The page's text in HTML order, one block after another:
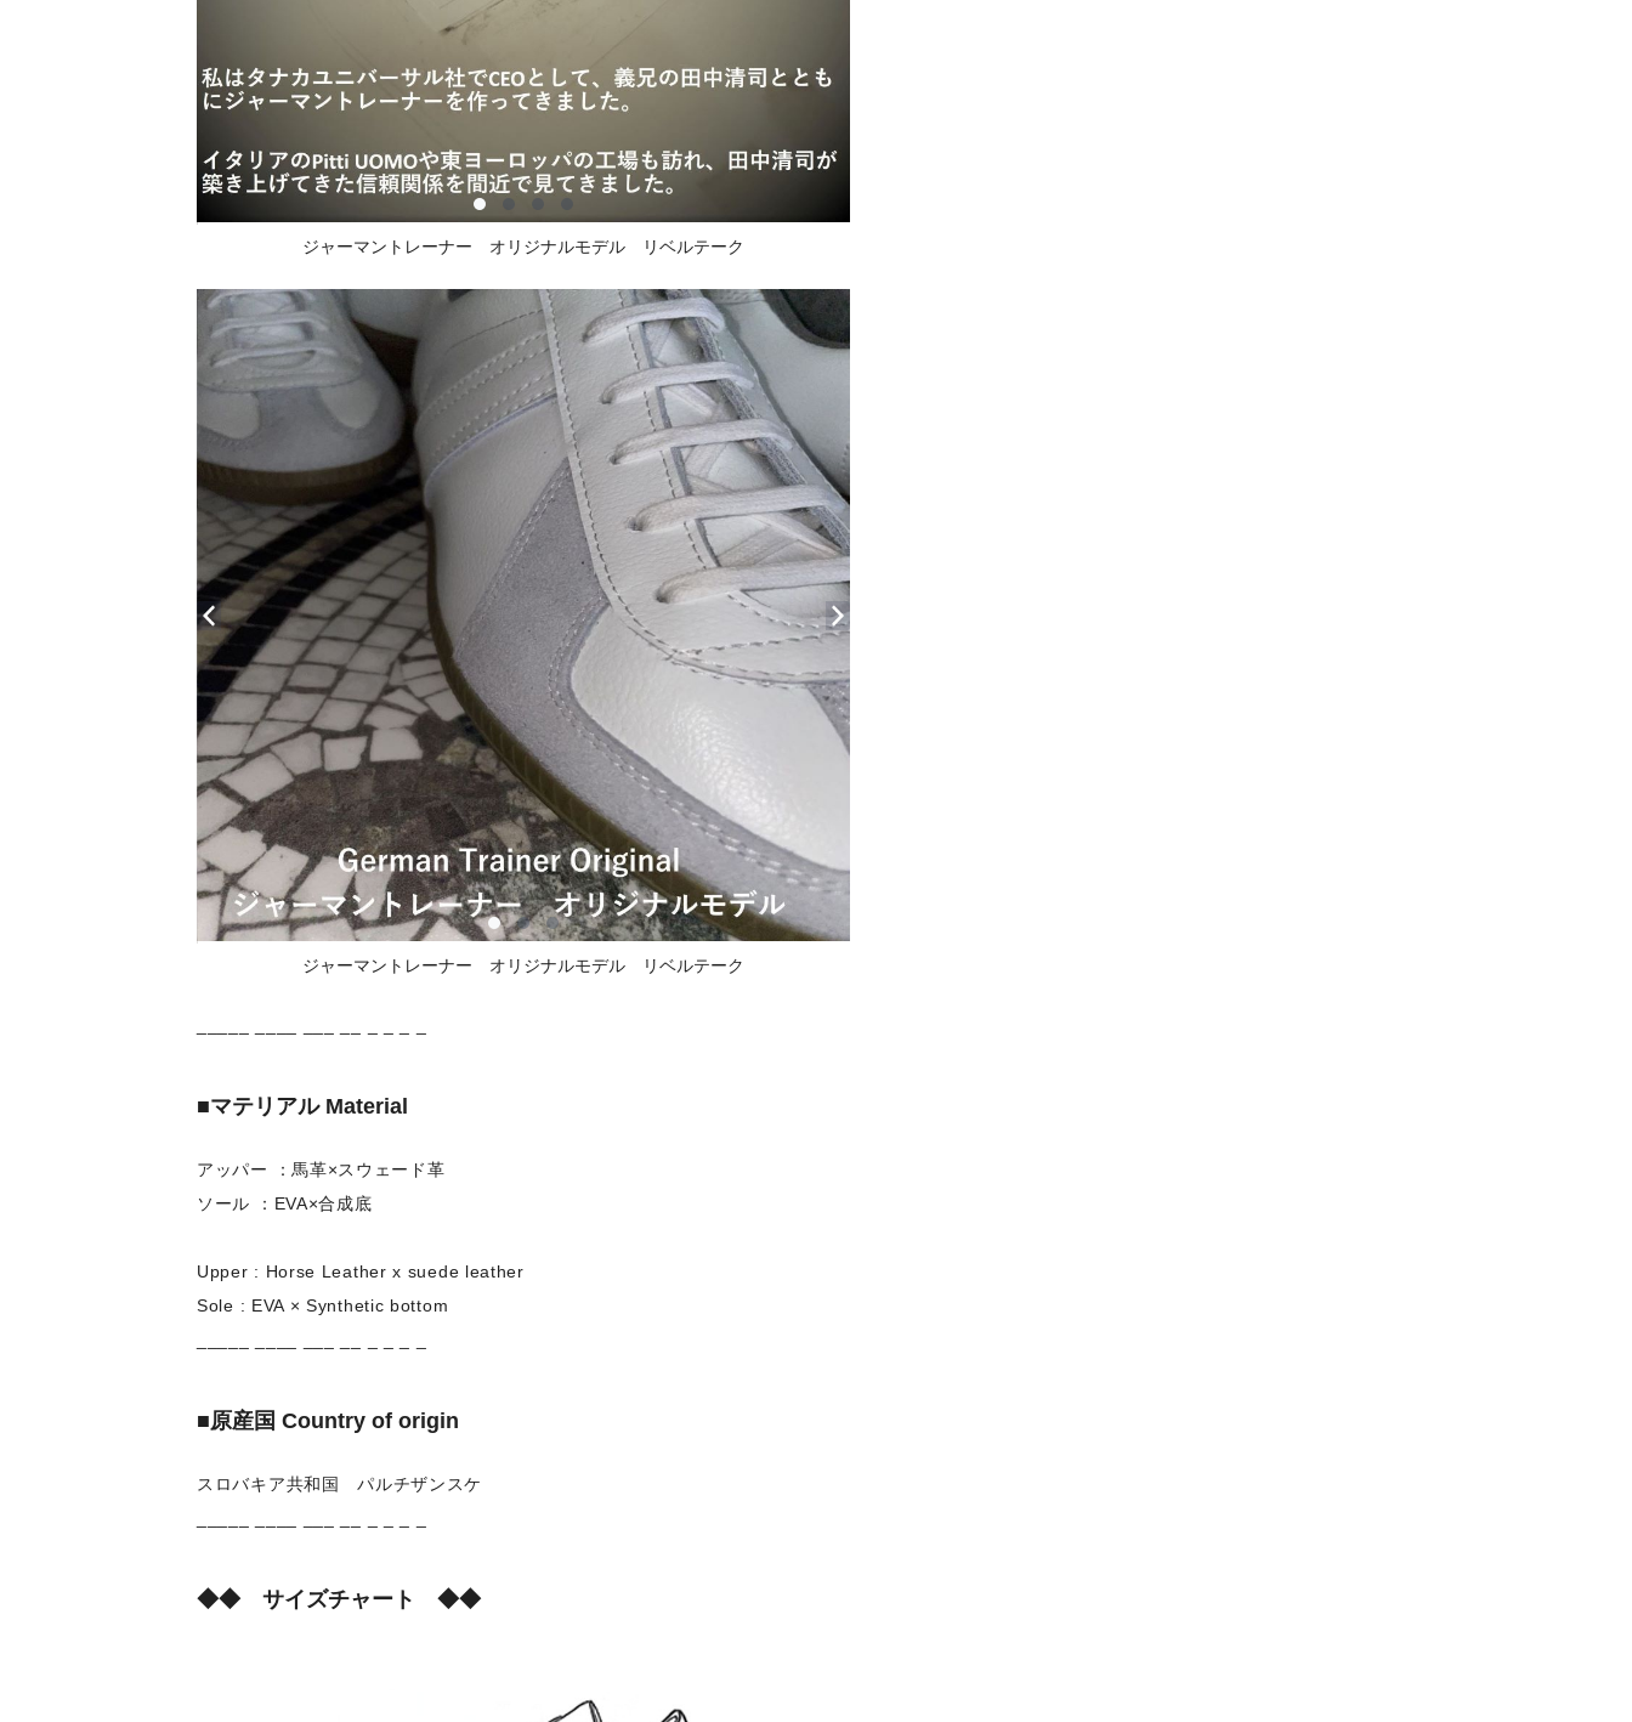
ジャーマントレーナー オリジナルモデル リベルテーク
ジャーマントレーナー オリジナルモデル リベルテーク
■マテリアル Material
アッパー ：馬革×スウェード革
ソール ：EVA×合成底
Upper : Horse Leather x suede leather
Sole : EVA × Synthetic bottom
■原産国 Country of origin
スロバキア共和国 パルチザンスケ
◆◆ サイズチャート ◆◆